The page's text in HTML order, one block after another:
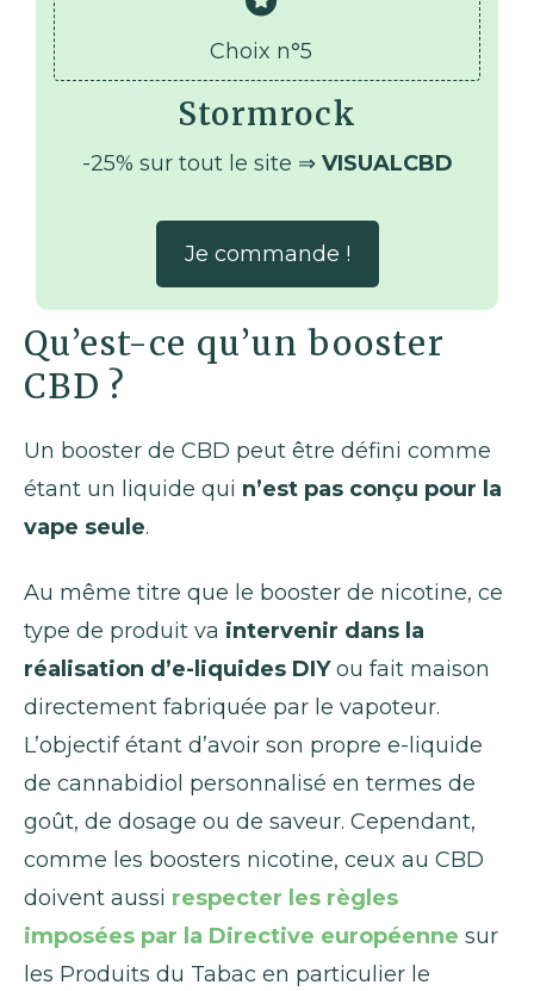
Choix n°5
Stormrock
-25% sur tout le site ⇒ VISUALCBD
Je commande !
Qu’est-ce qu’un booster
CBD ?
Un booster de CBD peut être défini comme
étant un liquide qui n’est pas conçu pour la
vape seule.
Au même titre que le booster de nicotine, ce
type de produit va intervenir dans la
réalisation d’e-liquides DIYou fait maison
directement fabriquée par le vapoteur.
L’objectif étant d’avoir son propre e-liquide
de cannabidiol personnalisé en termes de
goût, de dosage ou de saveur. Cependant,
comme les boosters nicotine, ceux au CBD
doivent aussi respecter les règles
imposées par la Directive européenne sur
les Produits du Tabac en particulier le